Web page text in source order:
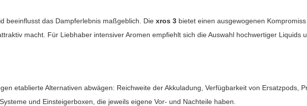
beeinflusst das Dampferlebnis maßgeblich. Diexros 3 bietet einen ausgewogenen
macht. Für Liebhaber intensiver Aromen empfiehlt sich die Auswahl hochwertiger Liquids
etablierte Alternativen abwägen: Reichweite der Akkuladung, Verfügbarkeit von Ersatzpods,
und Einsteigerboxen, die jeweils eigene Vor- und Nachteile haben.